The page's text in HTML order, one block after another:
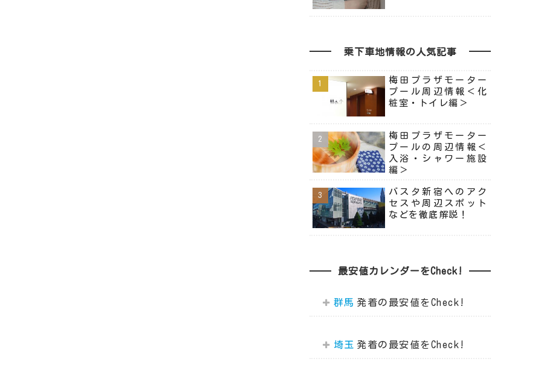
乗下車地情報の人気記事
梅田プラザモーター
プール周辺情報＜化
粧室・トイレ編＞
梅田プラザモーター
プールの周辺情報＜
入浴・シャワー施設
編＞
バスタ新宿へのアク
セスや周辺スポット
などを徹底解説！
最安値カレンダーをCheck!
群馬
埼玉